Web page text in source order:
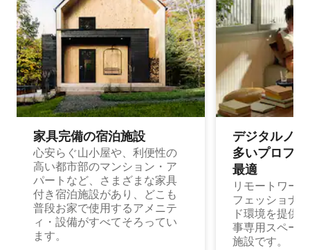
家具完備の宿⁠泊⁠施⁠設
心安らぐ山小屋や、利便性の
高い都市部のマンション・ア
パートなど、さまざまな家具
付き宿泊施設があり、どこも
普段お家で使用するアメニテ
ィ・設備がすべてそろってい
ます。
デジタルノ
多⁠いプ⁠ロ⁠フ⁠
最⁠適
リモートワー
フェッショナ
ド環境を提供
事専用スペー
施設です。